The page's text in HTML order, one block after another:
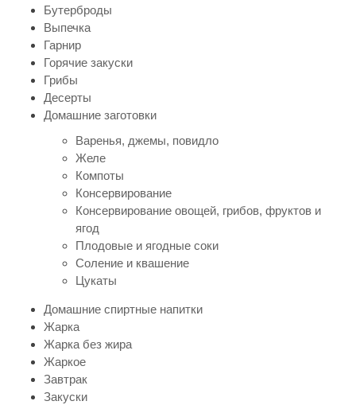
Бутерброды
Выпечка
Гарнир
Горячие закуски
Грибы
Десерты
Домашние заготовки
Варенья, джемы, повидло
Желе
Компоты
Консервирование
Консервирование овощей, грибов, фруктов и
ягод
Плодовые и ягодные соки
Соление и квашение
Цукаты
Домашние спиртные напитки
Жарка
Жарка без жира
Жаркое
Завтрак
Закуски